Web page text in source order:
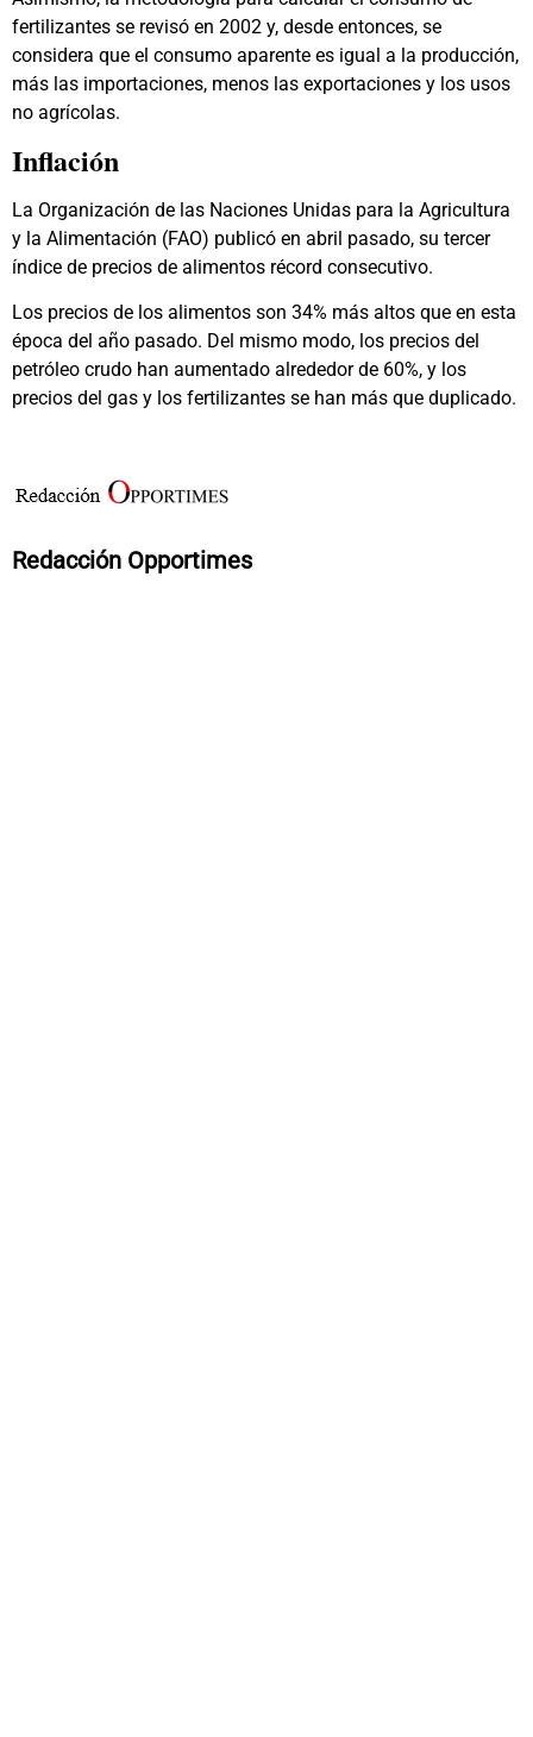
fertilizantes se revisó en 2002 y, desde entonces, se
considera que el consumo aparente es igual a la producción,
más las importaciones, menos las exportaciones y los usos
no agrícolas.
Inflación
La Organización de las Naciones Unidas para la Agricultura
y la Alimentación (FAO) publicó en abril pasado, su tercer
índice de precios de alimentos récord consecutivo.
Los precios de los alimentos son 34% más altos que en esta
época del año pasado. Del mismo modo, los precios del
petróleo crudo han aumentado alrededor de 60%, y los
precios del gas y los fertilizantes se han más que duplicado.
Redacción Opportimes